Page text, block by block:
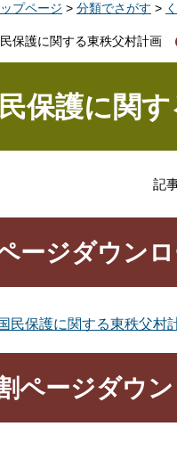
ップページ > 分類でさがす >
保護に関する東秩父村計画
保護に関
記
ージダウン
民保護に関する東秩父村
ページダウ